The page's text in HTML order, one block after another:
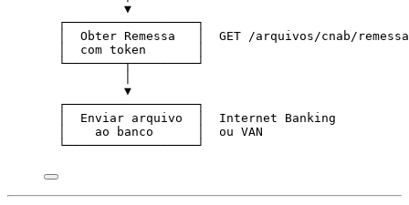
▼
┌──────────────────┐
│  Obter Remessa   │  GET /arquivos/cnab/
│  com token       │
└────────┬─────────┘
▼
┌──────────────────┐
│  Enviar arquivo  │  Internet Banking
│    ao banco      │  ou VAN
└──────────────────┘